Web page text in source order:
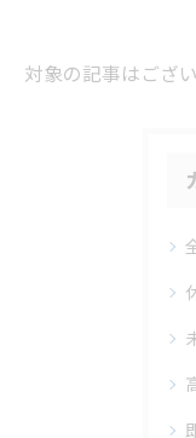
対象の記事はござ